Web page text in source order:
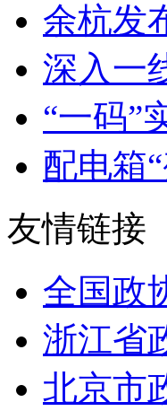
余杭发
深入一
“一码”
配电箱
友情链接
全国政
浙江省
北京市